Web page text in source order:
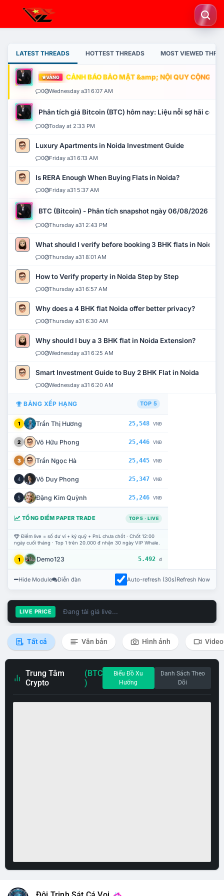
LATEST THREADS HOTTEST THREADS MOST VIEWED
VÀNG CẢNH BÁO BẢO MẬT &amp; NỘI QUY CỘNG
0 Wednesday a31 6:07 AM
Phân tích giá Bitcoin (BTC) hôm nay: Liệu nỗi sợ hãi có
0 Today at 2:33 PM
Luxury Apartments in Noida Investment Guide
0 Friday a31 6:13 AM
Is RERA Enough When Buying Flats in Noida?
0 Friday a31 5:37 AM
BTC (Bitcoin) - Phân tích snapshot ngày 06/08/2026
0 Thursday a31 2:43 PM
What should I verify before booking 3 BHK flats in Noida?
0 Thursday a31 8:01 AM
How to Verify property in Noida Step by Step
0 Thursday a31 6:57 AM
Why does a 4 BHK flat Noida offer better privacy?
0 Thursday a31 6:30 AM
Why should I buy a 3 BHK flat in Noida Extension?
0 Wednesday a31 6:25 AM
Smart Investment Guide to Buy 2 BHK Flat in Noida
0 Wednesday a31 6:20 AM
BẢNG XẾP HẠNG TOP 5
1 Trần Thị Hương 25,548 VNĐ
2 Võ Hữu Phong 25,446 VNĐ
3 Trần Ngọc Hà 25,445 VNĐ
4 Võ Duy Phong 25,347 VNĐ
5 Đặng Kim Quỳnh 25,246 VNĐ
TỔNG ĐIỂM PAPER TRADE TOP 5 · LIVE
Điểm live = số dư ví + ký quỹ + PnL chưa chốt · Chốt 12:00
ngày cuối tháng · Top 1 trên 20.000 đ nhận 30 ngày VIP Whale.
1 Demo123 5.492 đ
Hide Module Diễn đàn Auto-refresh (30s)Refresh Now
LIVE PRICE Đang tải giá live...
Tất cả Văn bản Hình ảnh Video
Trung Tâm
Crypto
(BTC
)
Biểu Đồ Xu
Hướng
Danh Sách Theo
Dõi